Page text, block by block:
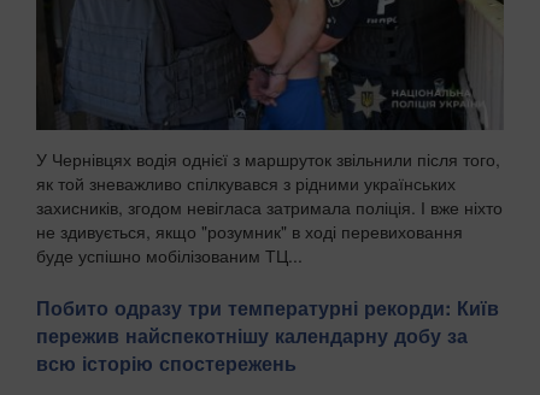
У Чернівцях водія однієї з маршруток звільнили після того,
як той зневажливо спілкувався з рідними українських
захисників, згодом невігласа затримала поліція. І вже ніхто
не здивується, якщо "розумник" в ході перевиховання
буде успішно мобілізованим ТЦ...
Побито одразу три температурні рекорди: Київ
пережив найспекотнішу календарну добу за
всю історію спостережень